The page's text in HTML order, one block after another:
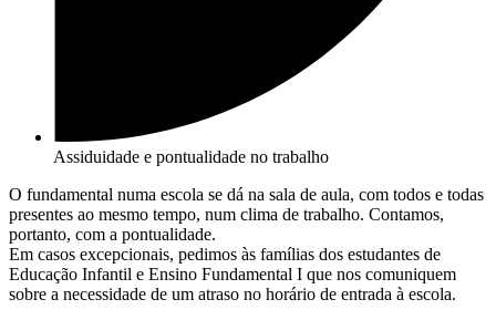
Assiduidade e pontualidade no trabalho
O fundamental numa escola se dá na sala de aula, com todos e todas
presentes ao mesmo tempo, num clima de trabalho. Contamos,
portanto, com a pontualidade.
Em casos excepcionais, pedimos às famílias dos estudantes de
Educação Infantil e Ensino Fundamental I que nos comuniquem
sobre a necessidade de um atraso no horário de entrada à escola.